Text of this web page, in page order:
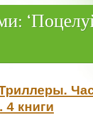
4 книги